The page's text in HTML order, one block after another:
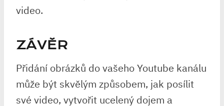
video.
ZÁVĚR
Přidání obrázků do vašeho Youtube kanálu
může být skvělým způsobem, jak posílit
své video, vytvořit ucelený dojem a